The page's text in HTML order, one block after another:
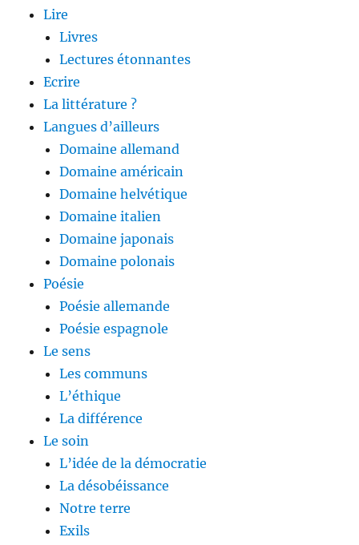
Lire
Livres
Lectures étonnantes
Ecrire
La littérature ?
Langues d’ailleurs
Domaine allemand
Domaine américain
Domaine helvétique
Domaine italien
Domaine japonais
Domaine polonais
Poésie
Poésie allemande
Poésie espagnole
Le sens
Les communs
L’éthique
La différence
Le soin
L’idée de la démocratie
La désobéissance
Notre terre
Exils